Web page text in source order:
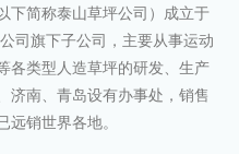
下简称泰山草坪公司）成立于
司旗下子公司，主要从事运动
各类型人造草坪的研发、生产
济南、青岛设有办事处，销售
销世界各地。